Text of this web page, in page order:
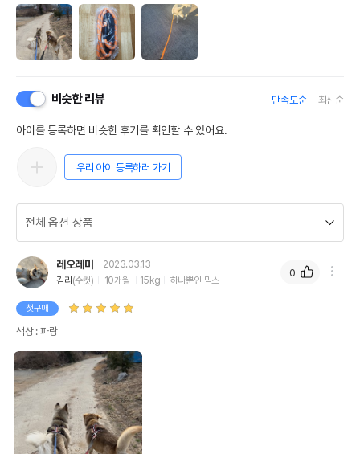
비슷한 리뷰 만족도순 최신순
아이를 등록하면 비슷한 후기를 확인할 수 있어요.
우리 아이 등록하러 가기
레오레미
2023.03.13
김리 (수컷) 10개월 15kg 하나뿐인 믹스
첫구매
색상 : 파랑
0